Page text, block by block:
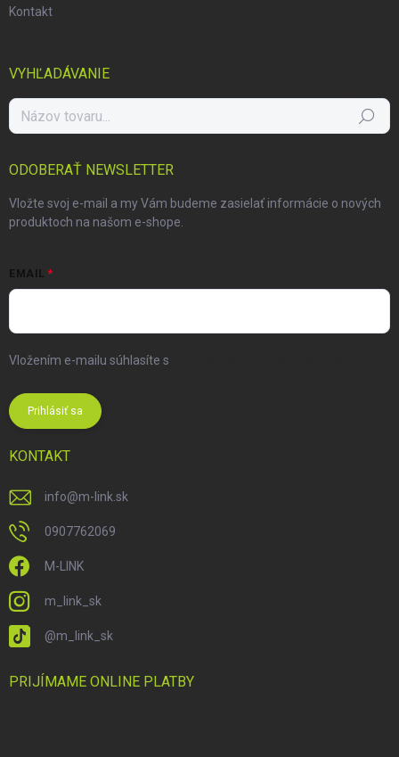
Kontakt
VYHĽADÁVANIE
Hľadať
ODOBERAŤ NEWSLETTER
Vložte svoj e-mail a my Vám budeme zasielať informácie o nových
produktoch na našom e-shope.
EMAIL
Vložením e-mailu súhlasíte s
Prihlásiť sa
KONTAKT
info@m-link.sk
0907762069
M-LINK
m_link_sk
@m_link_sk
PRIJÍMAME ONLINE PLATBY